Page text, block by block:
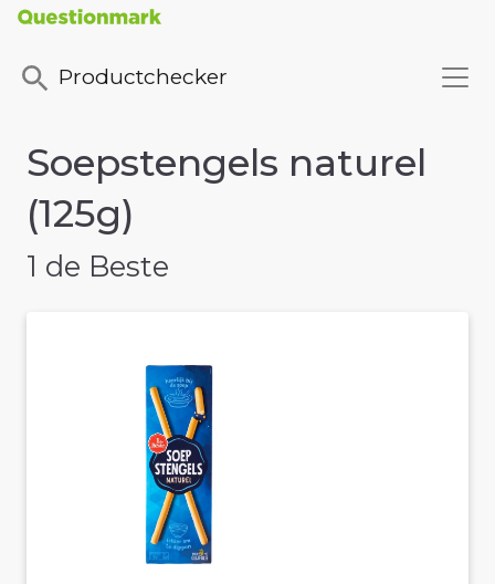
Productchecker
Soepstengels naturel
(125g)
1 de Beste